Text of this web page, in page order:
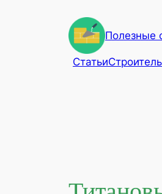
содержимому
Полезные
Статьи